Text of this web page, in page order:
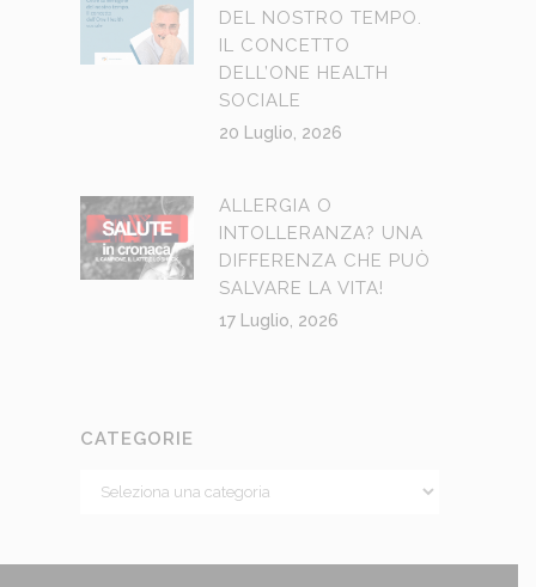
DEL NOSTRO TEMPO.
IL CONCETTO
DELL’ONE HEALTH
SOCIALE
20 Luglio, 2026
ALLERGIA O
INTOLLERANZA? UNA
DIFFERENZA CHE PUÒ
SALVARE LA VITA!
17 Luglio, 2026
CATEGORIE